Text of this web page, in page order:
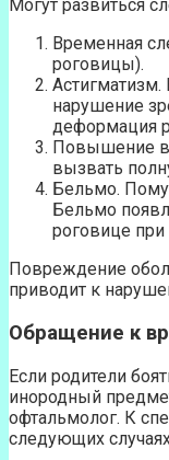
Могут развиться
Временная
роговицы).
нарушение
деформация
Повышение
вызвать
Бельмо.
Бельмо
роговице
Повреждение
приводит к
Обращение к
Если родители
инородный
офтальмолог. К
следующих